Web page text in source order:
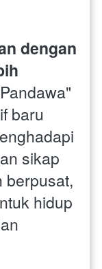
dengan
baru
sikap
berpusat,
hidup